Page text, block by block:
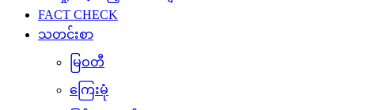
FACT CHECK
သတင်းစာ
မြဝတီ
ကြေးမုံ